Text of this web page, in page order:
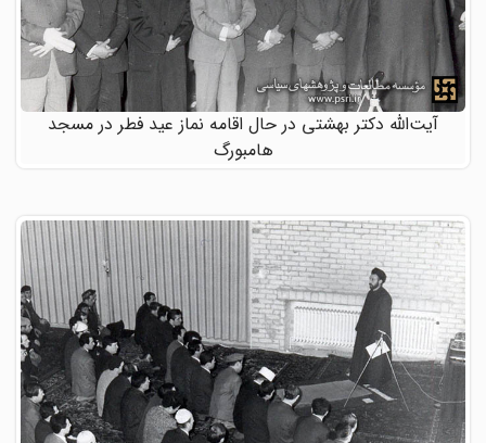
آیت‌الله دکتر بهشتی در حال اقامه نماز عید فطر در مسجد
هامبورگ